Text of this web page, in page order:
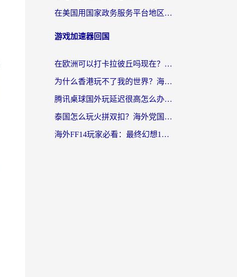
在美国用国家政务服务平台地区限制怎么办？海外华人必备的突破攻略（附追剧看片技巧）
游戏加速器回国
在欧洲可以打卡拉彼丘吗现在？海外党国服游戏加速器终极避坑指南
为什么香港玩不了我的世界？海外党国服游戏加速终极解决方案
腾讯桌球国外玩延迟很高怎么办？海外党亲测有效的国服游戏加速指南
泰国怎么玩火拼双扣？海外党国服游戏加速终极指南（附暗区突围植物大战僵尸实测）
海外FF14玩家必看：最终幻想14国外加速器下载安装全攻略+卡顿解决秘籍